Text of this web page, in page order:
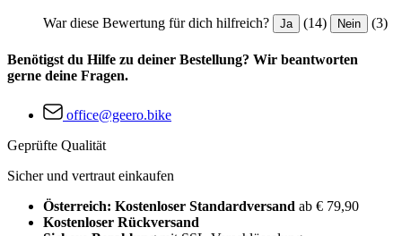
War diese Bewertung für dich hilfreich? Ja (14) Nein (3)
Benötigst du Hilfe zu deiner Bestellung? Wir beantworten
gerne deine Fragen.
office@geero.bike
Geprüfte Qualität
Sicher und vertraut einkaufen
Österreich: Kostenloser Standardversand ab € 79,90
Kostenloser Rückversand